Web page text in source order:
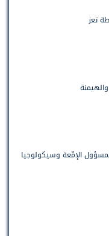
تعز
الإمّعة وسيكولوجيا